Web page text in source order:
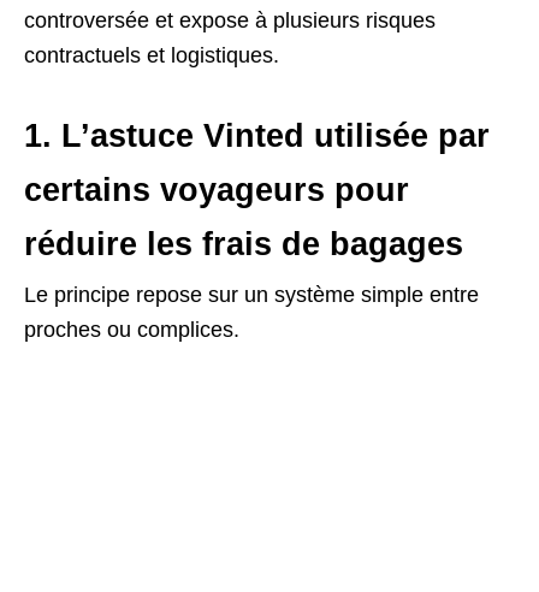
controversée et expose à plusieurs risques
contractuels et logistiques.
1. L’astuce Vinted utilisée par
certains voyageurs pour
réduire les frais de bagages
Le principe repose sur un système simple entre
proches ou complices.